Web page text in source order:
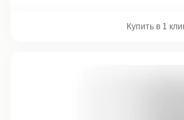
Купить в 1